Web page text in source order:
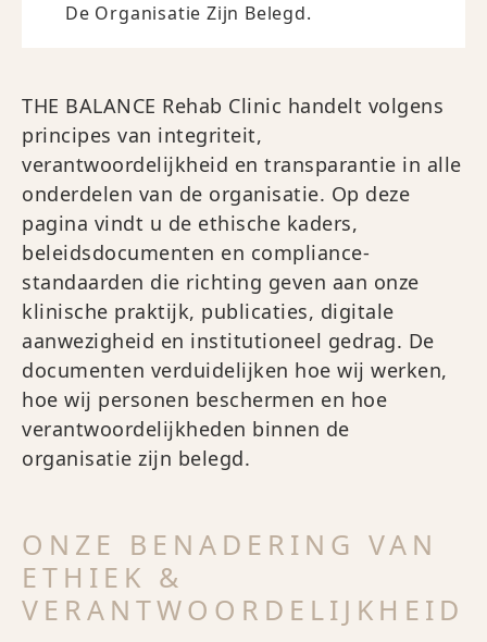
De Organisatie Zijn Belegd.
THE BALANCE Rehab Clinic handelt volgens
principes van integriteit,
verantwoordelijkheid en transparantie in alle
onderdelen van de organisatie. Op deze
pagina vindt u de ethische kaders,
beleidsdocumenten en compliance-
standaarden die richting geven aan onze
klinische praktijk, publicaties, digitale
aanwezigheid en institutioneel gedrag. De
documenten verduidelijken hoe wij werken,
hoe wij personen beschermen en hoe
verantwoordelijkheden binnen de
organisatie zijn belegd.
ONZE BENADERING VAN
ETHIEK &
VERANTWOORDELIJKHEID